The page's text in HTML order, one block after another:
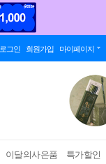
로그인 회원가입 마이페이지
이달의사은품 특가할인